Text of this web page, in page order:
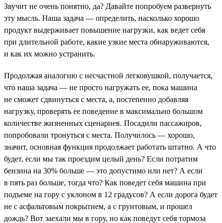
Звучит не очень понятно, да? Давайте попробуем развернуть
эту мысль. Наша задача — определить, насколько хорошо
продукт выдерживает повышение нагрузки, как ведет себя
при длительной работе, какие узкие места обнаруживаются,
и как их можно устранить.
Продолжая аналогию с несчастной легковушкой, получается,
что наша задача — не просто нагружать ее, пока машина
не сможет сдвинуться с места, а, постепенно добавляя
нагрузку, проверять ее поведение в максимально большом
количестве жизненных сценариев. Посадили пассажиров,
попробовали тронуться с места. Получилось — хорошо,
значит, основная функция продолжает работать штатно. А что
будет, если мы так проездим целый день? Если потратим
бензина на 30% больше — это допустимо или нет? А если
в пять раз больше, тогда что? Как поведет себя машина при
подъеме на гору с уклоном в 12 градусов? А если дорога будет
не с асфальтовым покрытием, а с грунтовым, и прошел
дождь? Вот заехали мы в гору, но как поведут себя тормоза